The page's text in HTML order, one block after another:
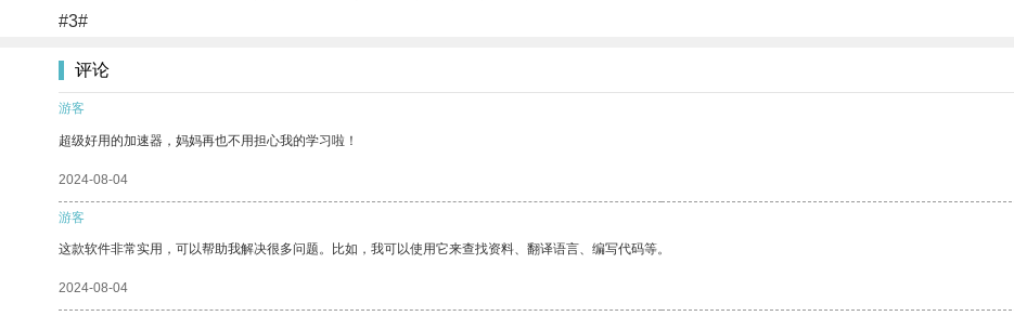
#3#
评论
游客
超级好用的加速器，妈妈再也不用担心我的学习啦！
2024-08-04
游客
这款软件非常实用，可以帮助我解决很多问题。比如，我可以使用它来查找资料、翻译语言、编写代码等。
2024-08-04